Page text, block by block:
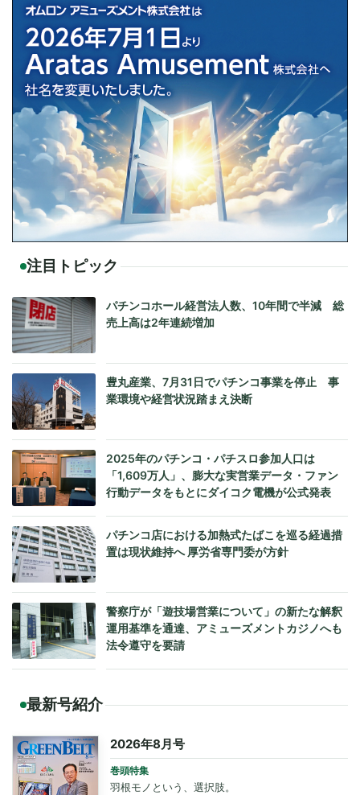
注目トピック
パチンコホール経営法人数、10年間で半減 総
売上高は2年連続増加
豊丸産業、7月31日でパチンコ事業を停止 事
業環境や経営状況踏まえ決断
2025年のパチンコ・パチスロ参加人口は
「1,609万人」、膨大な実営業データ・ファン
行動データをもとにダイコク電機が公式発表
パチンコ店における加熱式たばこを巡る経過措
置は現状維持へ 厚労省専門委が方針
警察庁が「遊技場営業について」の新たな解釈
運用基準を通達、アミューズメントカジノへも
法令遵守を要請
最新号紹介
2026年8月号
巻頭特集
羽根モノという、選択肢。